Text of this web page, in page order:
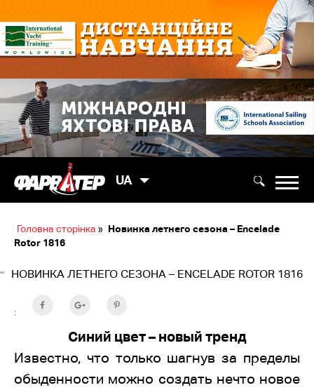
UA
Головна сторінка » Новинка летнего сезона – Encelade
Rotor 1816
НОВИНКА ЛЕТНЕГО СЕЗОНА – ENCELADE ROTOR 1816
:
Синий цвет – новый тренд
Известно, что только шагнув за пределы
обыденности можно создать нечто новое